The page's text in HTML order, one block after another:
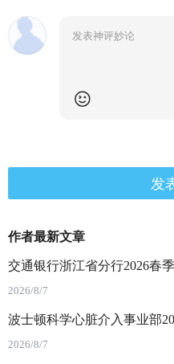
发
作者最新文章
交通银行浙江省分行2026春
2026/8/7
波士顿科学心脏介入事业部
2026/8/7